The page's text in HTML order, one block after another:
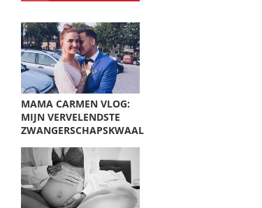
MAMA CARMEN VLOG:
MIJN VERVELENDSTE
ZWANGERSCHAPSKWAAL